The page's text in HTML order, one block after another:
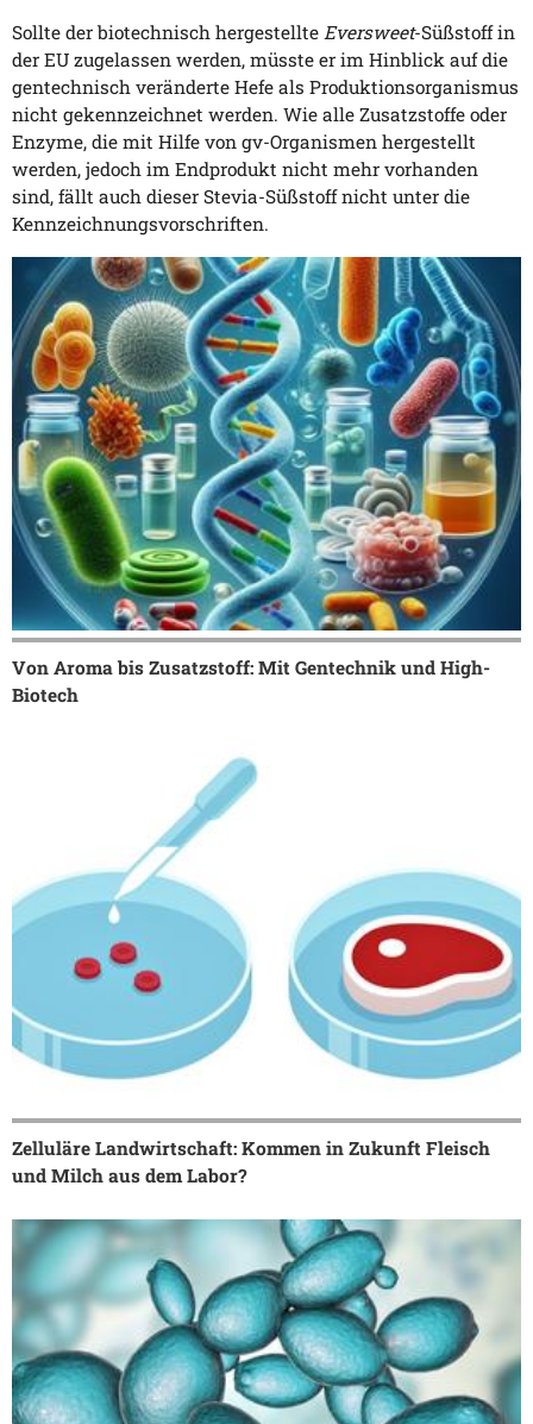
Sollte der biotechnisch hergestellte Eversweet-Süßstoff in
der EU zugelassen werden, müsste er im Hinblick auf die
gentechnisch veränderte Hefe als Produktionsorganismus
nicht gekennzeichnet werden. Wie alle Zusatzstoffe oder
Enzyme, die mit Hilfe von gv-Organismen hergestellt
werden, jedoch im Endprodukt nicht mehr vorhanden
sind, fällt auch dieser Stevia-Süßstoff nicht unter die
Kennzeichnungsvorschriften.
Von Aroma bis Zusatzstoff: Mit Gentechnik und High-
Biotech
Zelluläre Landwirtschaft: Kommen in Zukunft Fleisch
und Milch aus dem Labor?